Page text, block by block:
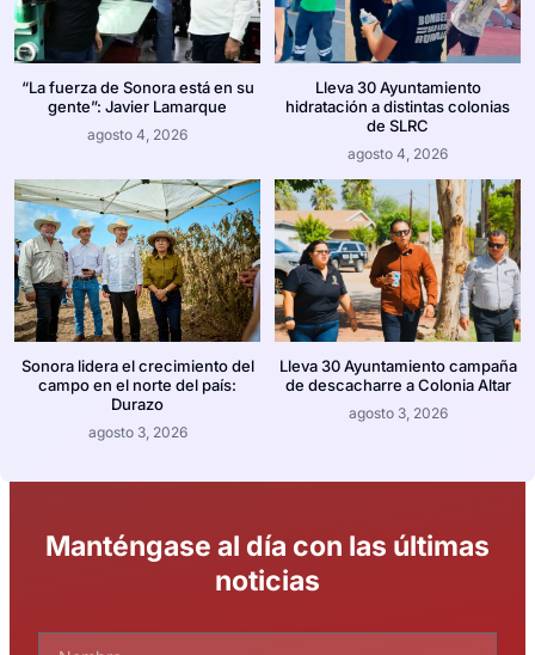
“La fuerza de Sonora está en su
gente”: Javier Lamarque
agosto 4, 2026
Lleva 30 Ayuntamiento
hidratación a distintas colonias
de SLRC
agosto 4, 2026
Sonora lidera el crecimiento del
campo en el norte del país:
Durazo
agosto 3, 2026
Lleva 30 Ayuntamiento campaña
de descacharre a Colonia Altar
agosto 3, 2026
Manténgase al día con las últimas
noticias